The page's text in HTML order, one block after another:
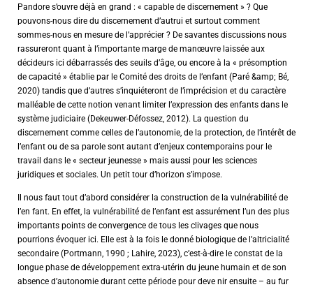
Pandore s’ouvre déjà en grand : « capable de discernement » ? Que
pouvons-nous dire du discernement d’autrui et surtout comment
sommes-nous en mesure de l’apprécier ? De savantes discussions nous
rassureront quant à l’importante marge de manœuvre laissée aux
décideurs ici débarrassés des seuils d’âge, ou encore à la « présomption
de capacité » établie par le Comité des droits de l’enfant (Paré &amp; Bé,
2020) tandis que d’autres s’inquiéteront de l’imprécision et du caractère
malléable de cette notion venant limiter l’expression des enfants dans le
système judiciaire (Dekeuwer-Défossez, 2012). La question du
discernement comme celles de l’autonomie, de la protection, de l’intérêt de
l’enfant ou de sa parole sont autant d’enjeux contemporains pour le
travail dans le « secteur jeunesse » mais aussi pour les sciences
juridiques et sociales. Un petit tour d’horizon s’impose.
Il nous faut tout d’abord considérer la construction de la vulnérabilité de
l’en fant. En effet, la vulnérabilité de l’enfant est assurément l’un des plus
importants points de convergence de tous les clivages que nous
pourrions évoquer ici. Elle est à la fois le donné biologique de l’altricialité
secondaire (Portmann, 1990 ; Lahire, 2023), c’est-à-dire le constat de la
longue phase de développement extra-utérin du jeune humain et de son
absence d’autonomie durant cette période pour deve nir ensuite – au fur